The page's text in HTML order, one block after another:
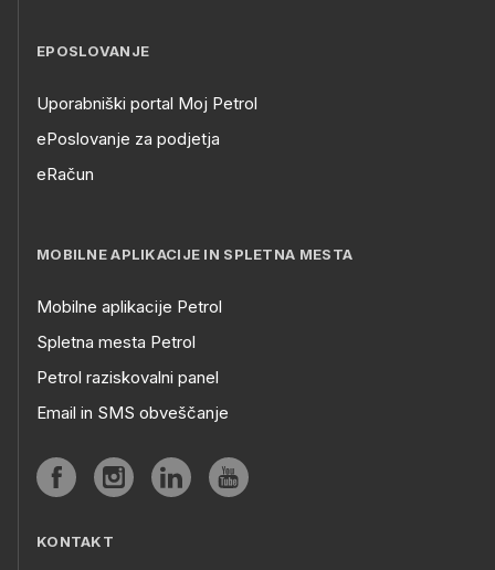
EPOSLOVANJE
Uporabniški portal Moj Petrol
ePoslovanje za podjetja
eRačun
MOBILNE APLIKACIJE IN SPLETNA MESTA
Mobilne aplikacije Petrol
Spletna mesta Petrol
Petrol raziskovalni panel
Email in SMS obveščanje
KONTAKT